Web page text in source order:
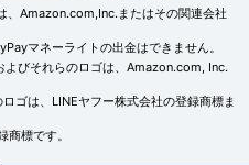
Amazon.com,Inc.またはその関連会社
マネーライトの出金はできません。
びそれらのロゴは、Amazon.com, Inc.
ゴは、LINEヤフー株式会社の登録商標ま
標です。